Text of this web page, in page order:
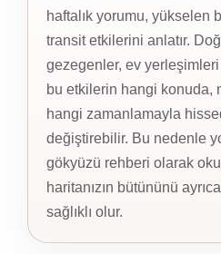
haftalık yorumu, yükselen
transit etkilerini anlatır.
gezegenler, ev
bu etkilerin hangi konuda,
hangi zamanlamayla
değiştirebilir. Bu nedenle
gökyüzü rehberi olarak
haritanızın bütününü
sağlıklı olur.